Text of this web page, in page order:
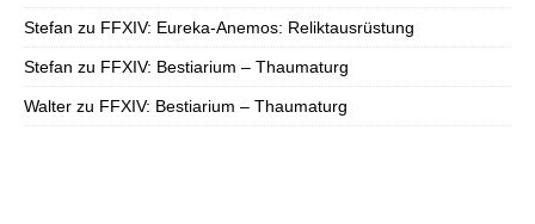
Stefan zu FFXIV: Eureka-Anemos: Reliktausrüstung
Stefan zu FFXIV: Bestiarium – Thaumaturg
Walter zu FFXIV: Bestiarium – Thaumaturg